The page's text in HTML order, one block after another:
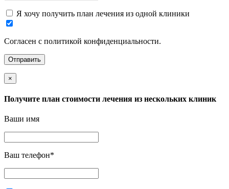
Я хочу получить план лечения из одной клиники
Согласен с политикой конфиденциальности.
×
Получите план стоимости лечения из нескольких клиник
Ваши имя
Ваш телефон*